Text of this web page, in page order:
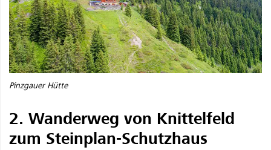
Pinzgauer Hütte
2. Wanderweg von Knittelfeld
zum Steinplan-Schutzhaus